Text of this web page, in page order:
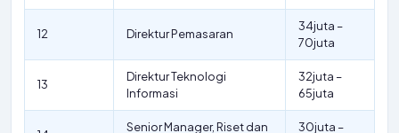
12 Direktur Pemasaran
34juta –
70juta
13
Direktur Teknologi
Informasi
32juta –
65juta
Senior Manager, Riset dan
30juta –